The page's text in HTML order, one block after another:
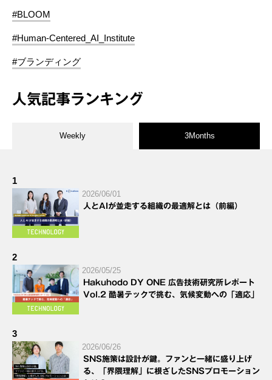
#BLOOM
#Human-Centered_AI_Institute
#ブランディング
人気記事ランキング
Weekly 3Months
1
2026/06/01
人とAIが並走する組織の最適解とは（前編）
2
2026/05/25
Hakuhodo DY ONE 広告技術研究所レポート
Vol.2 酷暑テックで挑む、気候変動への「適応」
3
2026/06/26
SNS施策は設計が鍵。ファンと一緒に盛り上げ
る、「界隈理解」に根ざしたSNSプロモーション